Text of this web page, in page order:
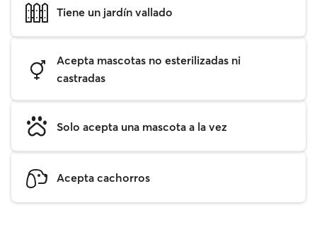
Tiene un jardín vallado
Acepta mascotas no esterilizadas ni
castradas
Solo acepta una mascota a la vez
Acepta cachorros